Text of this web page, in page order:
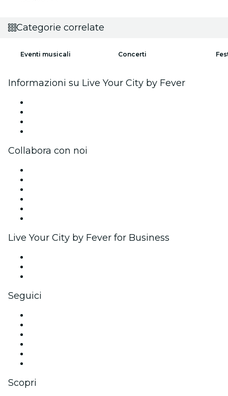
Categorie correlate
Eventi musicali Concerti
Informazioni su Live Your City by Fever
Collabora con noi
Live Your City by Fever for Business
Seguici
Scopri